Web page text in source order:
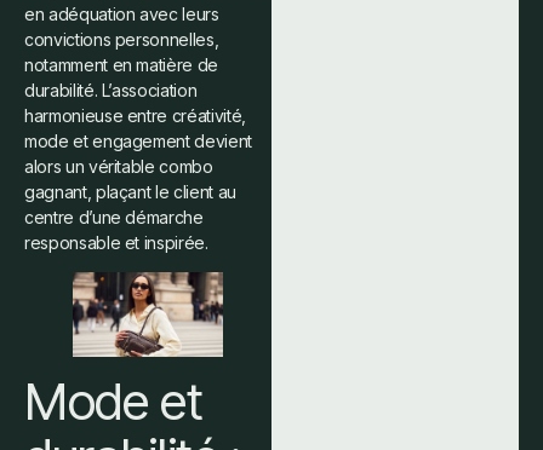
en adéquation avec leurs
convictions personnelles,
notamment en matière de
durabilité. L’association
harmonieuse entre créativité,
mode et engagement devient
alors un véritable combo
gagnant, plaçant le client au
centre d’une démarche
responsable et inspirée.
Mode et